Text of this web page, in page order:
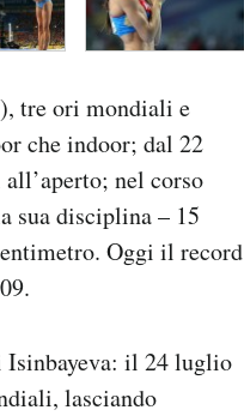
tre ori mondiali e
che indoor; dal 22
nel corso
sua disciplina – 15
Oggi il record
Isinbayeva: il 24 luglio
lasciando